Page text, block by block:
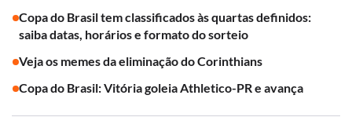
Copa do Brasil tem classificados às quartas definidos:
saiba datas, horários e formato do sorteio
Veja os memes da eliminação do Corinthians
Copa do Brasil: Vitória goleia Athletico-PR e avança